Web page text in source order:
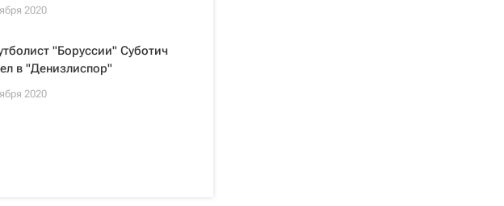
2020
"Боруссии" Суботич
в "Денизлиспор"
2020